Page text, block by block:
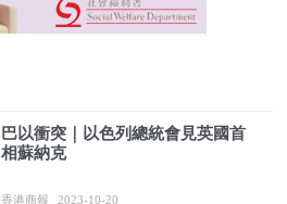
巴以衝突｜以色列總統會見英國首
相蘇納克
香港商報 2023-10-20